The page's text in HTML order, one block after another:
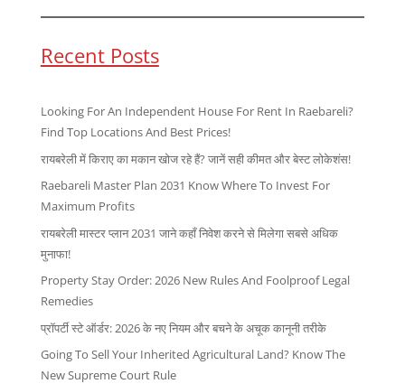
Recent Posts
Looking For An Independent House For Rent In Raebareli?
Find Top Locations And Best Prices!
रायबरेली में किराए का मकान खोज रहे हैं? जानें सही कीमत और बेस्ट लोकेशंस!
Raebareli Master Plan 2031 Know Where To Invest For
Maximum Profits
रायबरेली मास्टर प्लान 2031 जाने कहाँ निवेश करने से मिलेगा सबसे अधिक
मुनाफा!
Property Stay Order: 2026 New Rules And Foolproof Legal
Remedies
प्रॉपर्टी स्टे ऑर्डर: 2026 के नए नियम और बचने के अचूक कानूनी तरीके
Going To Sell Your Inherited Agricultural Land? Know The
New Supreme Court Rule